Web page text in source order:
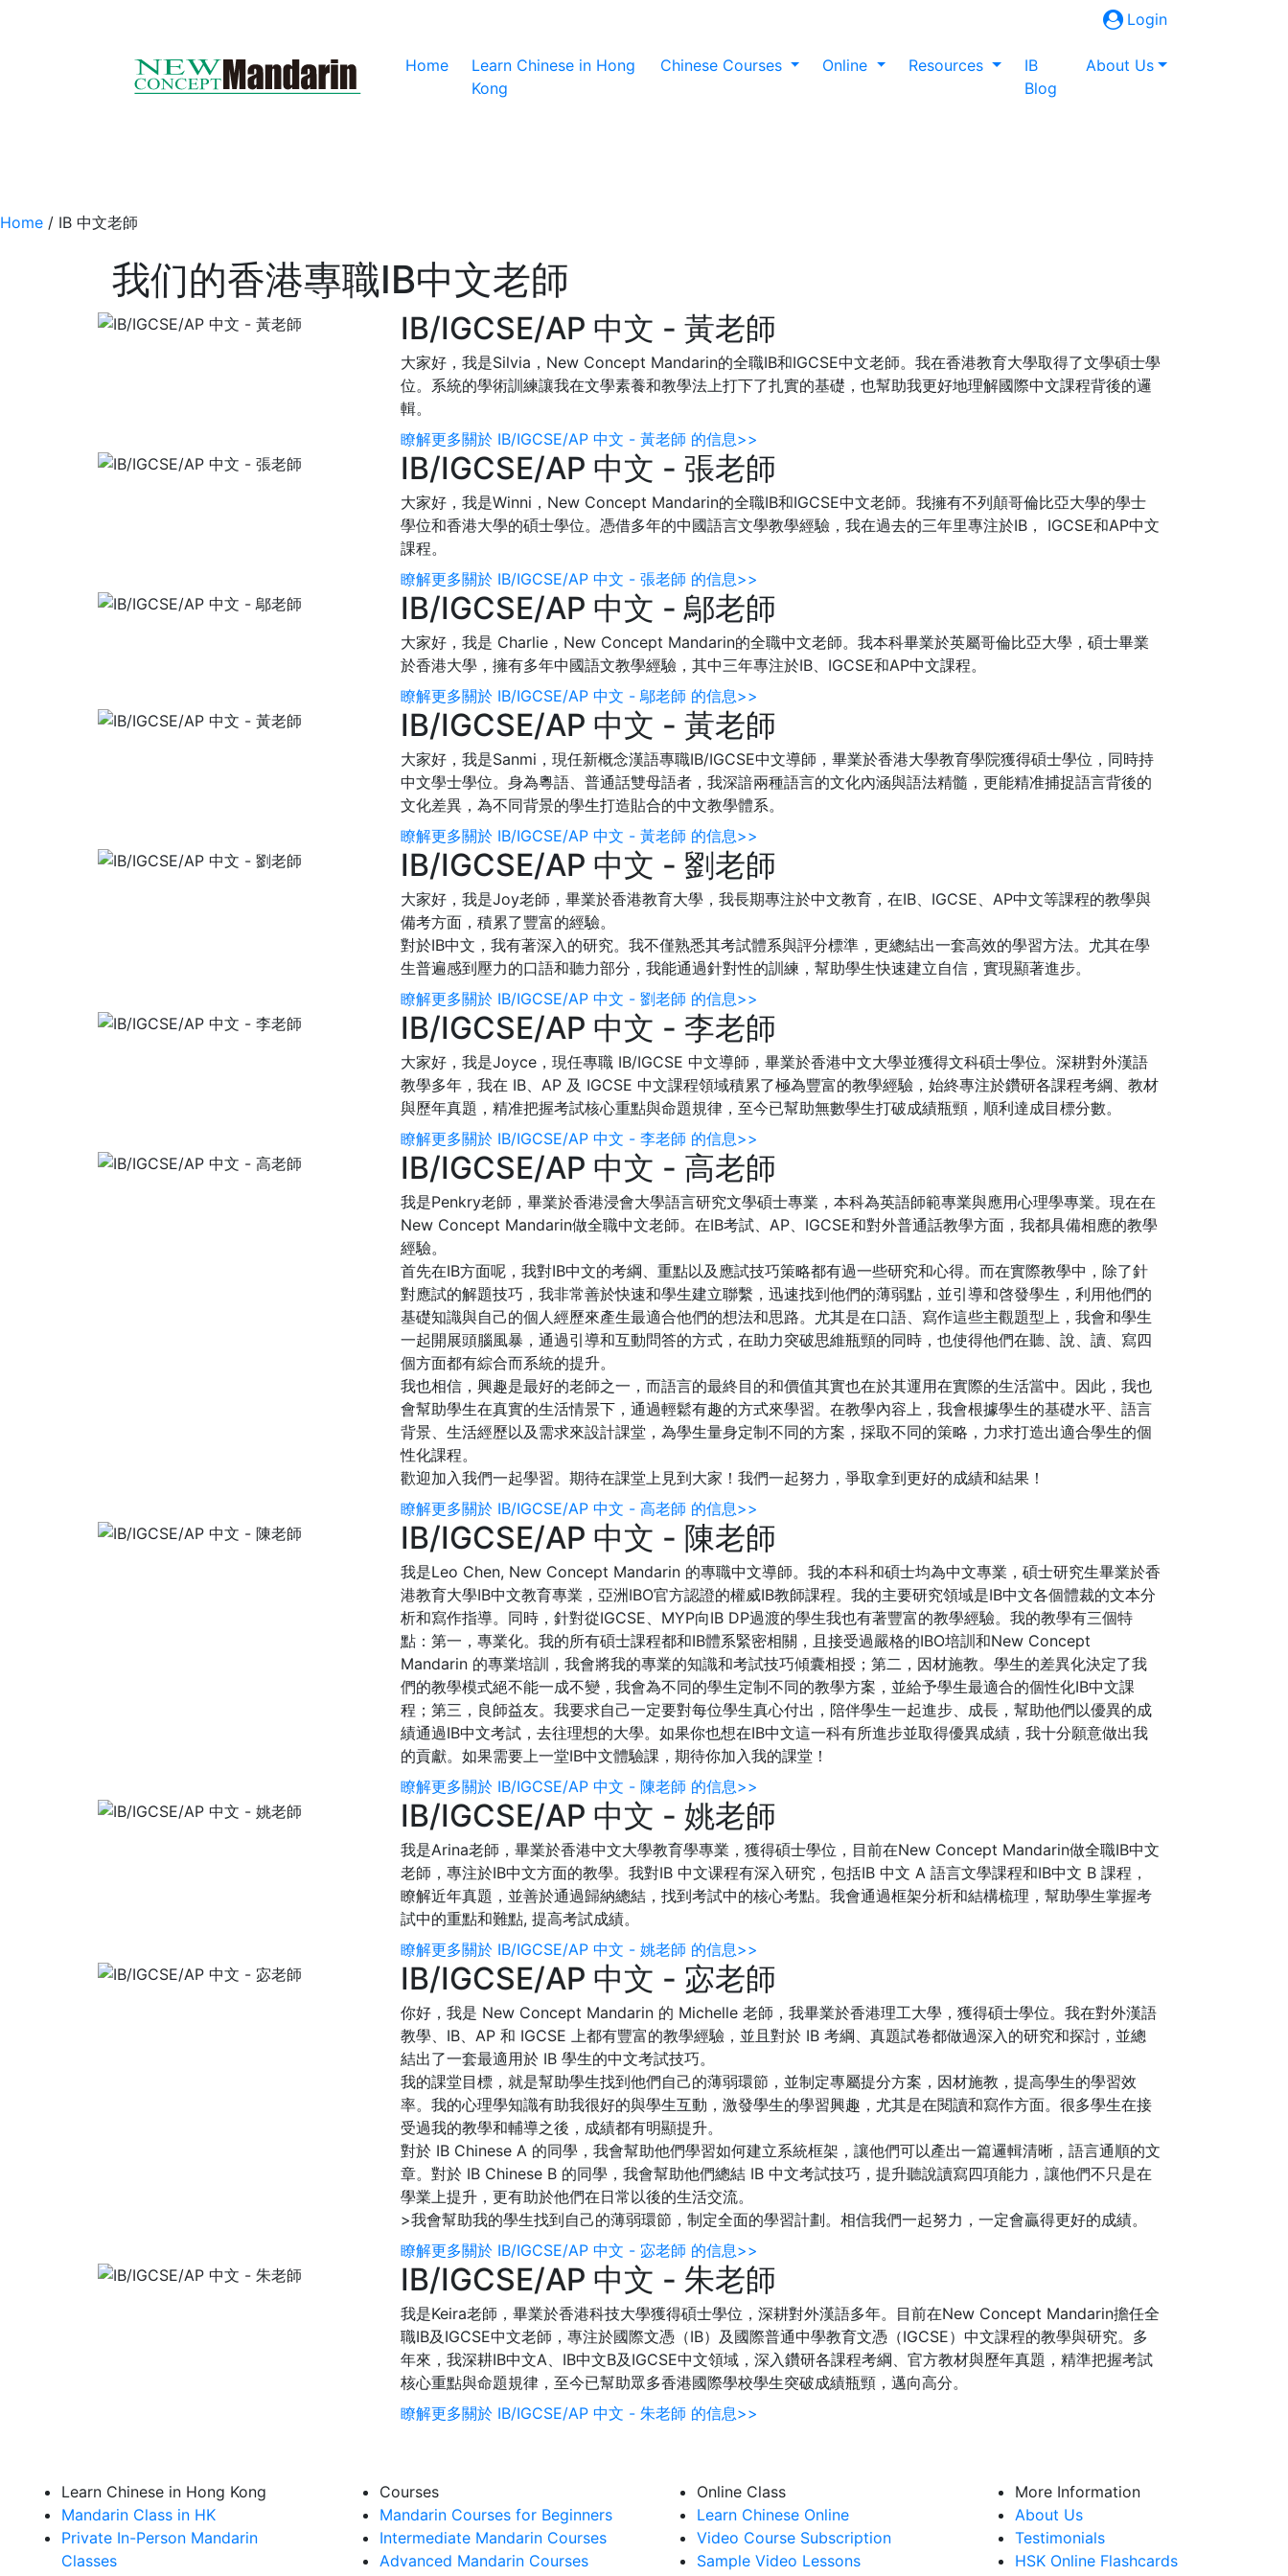
Login
Home(current)
Learn Chinese in Hong
Kong
Chinese Courses Online Resources
IB
Blog
About Us
Home / IB 中文老師
我们的香港專職IB中文老師
IB/IGCSE/AP 中文 - 黃老師
大家好，我是Silvia，New Concept Mandarin的全職IB和IGCSE中文老師。我在香港教育大學取得了文學碩士學
位。系統的學術訓練讓我在文學素養和教學法上打下了扎實的基礎，也幫助我更好地理解國際中文課程背後的邏
輯。
瞭解更多關於 IB/IGCSE/AP 中文 - 黃老師 的信息>>
IB/IGCSE/AP 中文 - 張老師
大家好，我是Winni，New Concept Mandarin的全職IB和IGCSE中文老師。我擁有不列顛哥倫比亞大學的學士
學位和香港大學的碩士學位。憑借多年的中國語言文學教學經驗，我在過去的三年里專注於IB， IGCSE和AP中文
課程。
瞭解更多關於 IB/IGCSE/AP 中文 - 張老師 的信息>>
IB/IGCSE/AP 中文 - 鄔老師
大家好，我是 Charlie，New Concept Mandarin的全職中文老師。我本科畢業於英屬哥倫比亞大學，碩士畢業
於香港大學，擁有多年中國語文教學經驗，其中三年專注於IB、IGCSE和AP中文課程。
瞭解更多關於 IB/IGCSE/AP 中文 - 鄔老師 的信息>>
IB/IGCSE/AP 中文 - 黃老師
大家好，我是Sanmi，現任新概念漢語專職IB/IGCSE中文導師，畢業於香港大學教育學院獲得碩士學位，同時持
中文學士學位。身為粵語、普通話雙母語者，我深諳兩種語言的文化內涵與語法精髓，更能精准捕捉語言背後的
文化差異，為不同背景的學生打造貼合的中文教學體系。
瞭解更多關於 IB/IGCSE/AP 中文 - 黃老師 的信息>>
IB/IGCSE/AP 中文 - 劉老師
大家好，我是Joy老師，畢業於香港教育大學，我長期專注於中文教育，在IB、IGCSE、AP中文等課程的教學與
備考方面，積累了豐富的經驗。
對於IB中文，我有著深入的研究。我不僅熟悉其考試體系與評分標準，更總結出一套高效的學習方法。尤其在學
生普遍感到壓力的口語和聽力部分，我能通過針對性的訓練，幫助學生快速建立自信，實現顯著進步。
瞭解更多關於 IB/IGCSE/AP 中文 - 劉老師 的信息>>
IB/IGCSE/AP 中文 - 李老師
大家好，我是Joyce，現任專職 IB/IGCSE 中文導師，畢業於香港中文大學並獲得文科碩士學位。深耕對外漢語
教學多年，我在 IB、AP 及 IGCSE 中文課程領域積累了極為豐富的教學經驗，始終專注於鑽研各課程考綱、教材
與歷年真題，精准把握考試核心重點與命題規律，至今已幫助無數學生打破成績瓶頸，順利達成目標分數。
瞭解更多關於 IB/IGCSE/AP 中文 - 李老師 的信息>>
IB/IGCSE/AP 中文 - 高老師
我是Penkry老師，畢業於香港浸會大學語言研究文學碩士專業，本科為英語師範專業與應用心理學專業。現在在
New Concept Mandarin做全職中文老師。在IB考試、AP、IGCSE和對外普通話教學方面，我都具備相應的教學
經驗。
首先在IB方面呢，我對IB中文的考綱、重點以及應試技巧策略都有過一些研究和心得。而在實際教學中，除了針
對應試的解題技巧，我非常善於快速和學生建立聯繫，迅速找到他們的薄弱點，並引導和啓發學生，利用他們的
基礎知識與自己的個人經歷來產生最適合他們的想法和思路。尤其是在口語、寫作這些主觀題型上，我會和學生
一起開展頭腦風暴，通過引導和互動問答的方式，在助力突破思維瓶頸的同時，也使得他們在聽、說、讀、寫四
個方面都有綜合而系統的提升。
我也相信，興趣是最好的老師之一，而語言的最終目的和價值其實也在於其運用在實際的生活當中。因此，我也
會幫助學生在真實的生活情景下，通過輕鬆有趣的方式來學習。在教學內容上，我會根據學生的基礎水平、語言
背景、生活經歷以及需求來設計課堂，為學生量身定制不同的方案，採取不同的策略，力求打造出適合學生的個
性化課程。
歡迎加入我們一起學習。期待在課堂上見到大家！我們一起努力，爭取拿到更好的成績和結果！
瞭解更多關於 IB/IGCSE/AP 中文 - 高老師 的信息>>
IB/IGCSE/AP 中文 - 陳老師
我是Leo Chen, New Concept Mandarin 的專職中文導師。我的本科和碩士均為中文專業，碩士研究生畢業於香
港教育大學IB中文教育專業，亞洲IBO官方認證的權威IB教師課程。我的主要研究領域是IB中文各個體裁的文本分
析和寫作指導。同時，針對從IGCSE、MYP向IB DP過渡的學生我也有著豐富的教學經驗。我的教學有三個特
點：第一，專業化。我的所有碩士課程都和IB體系緊密相關，且接受過嚴格的IBO培訓和New Concept
Mandarin 的專業培訓，我會將我的專業的知識和考試技巧傾囊相授；第二，因材施教。學生的差異化決定了我
們的教學模式絕不能一成不變，我會為不同的學生定制不同的教學方案，並給予學生最適合的個性化IB中文課
程；第三，良師益友。我要求自己一定要對每位學生真心付出，陪伴學生一起進步、成長，幫助他們以優異的成
績通過IB中文考試，去往理想的大學。如果你也想在IB中文這一科有所進步並取得優異成績，我十分願意做出我
的貢獻。如果需要上一堂IB中文體驗課，期待你加入我的課堂！
瞭解更多關於 IB/IGCSE/AP 中文 - 陳老師 的信息>>
IB/IGCSE/AP 中文 - 姚老師
我是Arina老師，畢業於香港中文大學教育學專業，獲得碩士學位，目前在New Concept Mandarin做全職IB中文
老師，專注於IB中文方面的教學。我對IB 中文课程有深入研究，包括IB 中文 A 語言文學課程和IB中文 B 課程，
瞭解近年真題，並善於通過歸納總結，找到考試中的核心考點。我會通過框架分析和結構梳理，幫助學生掌握考
試中的重點和難點, 提高考試成績。
瞭解更多關於 IB/IGCSE/AP 中文 - 姚老師 的信息>>
IB/IGCSE/AP 中文 - 宓老師
你好，我是 New Concept Mandarin 的 Michelle 老師，我畢業於香港理工大學，獲得碩士學位。我在對外漢語
教學、IB、AP 和 IGCSE 上都有豐富的教學經驗，並且對於 IB 考綱、真題試卷都做過深入的研究和探討，並總
結出了一套最適用於 IB 學生的中文考試技巧。
我的課堂目標，就是幫助學生找到他們自己的薄弱環節，並制定專屬提分方案，因材施教，提高學生的學習效
率。我的心理學知識有助我很好的與學生互動，激發學生的學習興趣，尤其是在閱讀和寫作方面。很多學生在接
受過我的教學和輔導之後，成績都有明顯提升。
對於 IB Chinese A 的同學，我會幫助他們學習如何建立系統框架，讓他們可以產出一篇邏輯清晰，語言通順的文
章。對於 IB Chinese B 的同學，我會幫助他們總結 IB 中文考試技巧，提升聽說讀寫四項能力，讓他們不只是在
學業上提升，更有助於他們在日常以後的生活交流。
>我會幫助我的學生找到自己的薄弱環節，制定全面的學習計劃。相信我們一起努力，一定會贏得更好的成績。
瞭解更多關於 IB/IGCSE/AP 中文 - 宓老師 的信息>>
IB/IGCSE/AP 中文 - 朱老師
我是Keira老師，畢業於香港科技大學獲得碩士學位，深耕對外漢語多年。目前在New Concept Mandarin擔任全
職IB及IGCSE中文老師，專注於國際文憑（IB）及國際普通中學教育文憑（IGCSE）中文課程的教學與研究。多
年來，我深耕IB中文A、IB中文B及IGCSE中文領域，深入鑽研各課程考綱、官方教材與歷年真題，精準把握考試
核心重點與命題規律，至今已幫助眾多香港國際學校學生突破成績瓶頸，邁向高分。
瞭解更多關於 IB/IGCSE/AP 中文 - 朱老師 的信息>>
Learn Chinese in Hong Kong
Mandarin Class in HK
Private In-Person Mandarin
Classes
Courses
Mandarin Courses for Beginners
Intermediate Mandarin Courses
Advanced Mandarin Courses
Online Class
Learn Chinese Online
Video Course Subscription
Sample Video Lessons
More Information
About Us
Testimonials
HSK Online Flashcards